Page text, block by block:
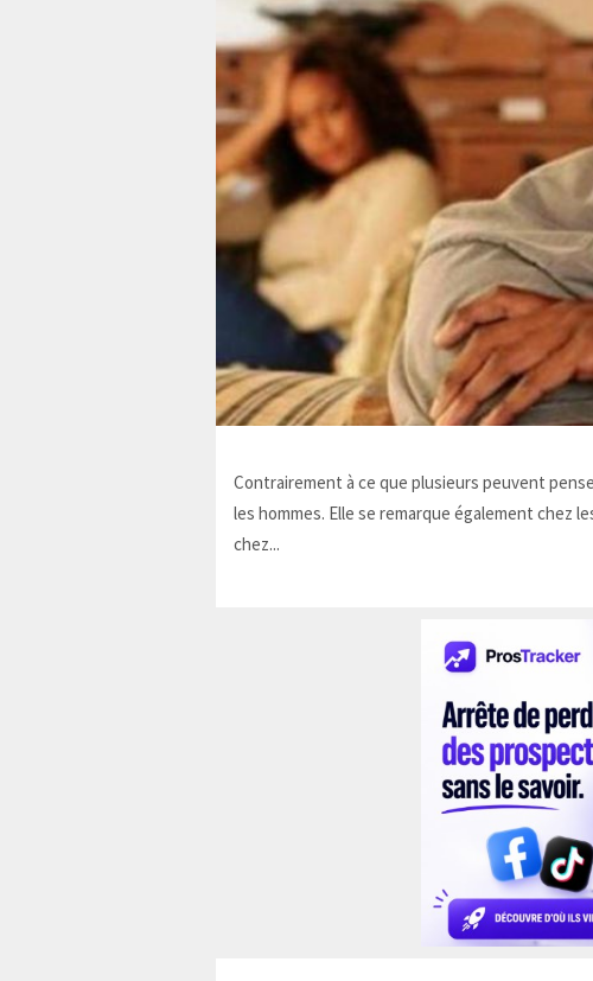
Contrairement à ce que plusieurs peuvent
les hommes. Elle se remarque également chez
chez...